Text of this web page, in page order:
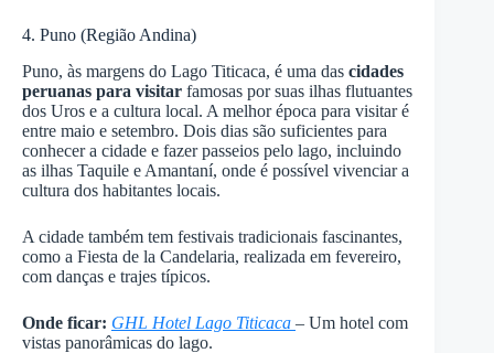
4. Puno (Região Andina)
Puno, às margens do Lago Titicaca, é uma das cidades
peruanas para visitar famosas por suas ilhas flutuantes
dos Uros e a cultura local. A melhor época para visitar é
entre maio e setembro. Dois dias são suficientes para
conhecer a cidade e fazer passeios pelo lago, incluindo
as ilhas Taquile e Amantaní, onde é possível vivenciar a
cultura dos habitantes locais.
A cidade também tem festivais tradicionais fascinantes,
como a Fiesta de la Candelaria, realizada em fevereiro,
com danças e trajes típicos.
Onde ficar: GHL Hotel Lago Titicaca – Um hotel com
vistas panorâmicas do lago.